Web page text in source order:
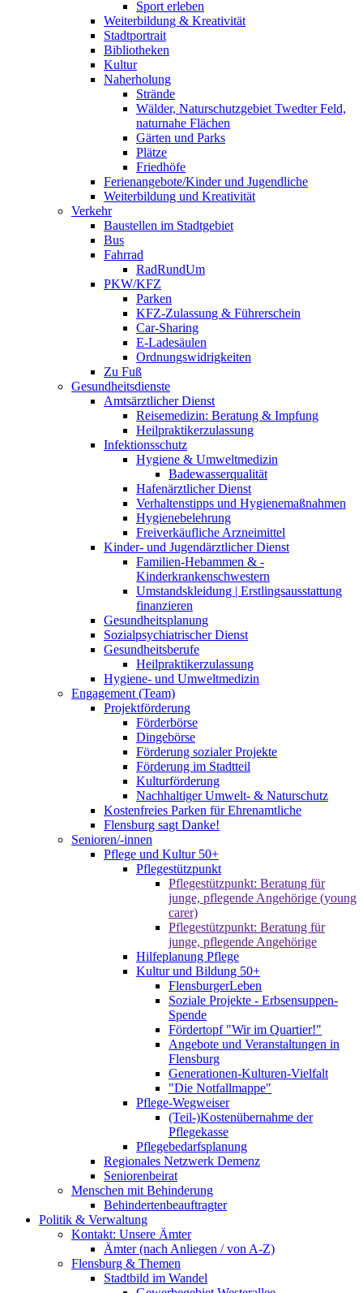
Sport erleben
Weiterbildung & Kreativität
Stadtportrait
Bibliotheken
Kultur
Naherholung
Strände
Wälder, Naturschutzgebiet Twedter Feld,
naturnahe Flächen
Gärten und Parks
Plätze
Friedhöfe
Ferienangebote/Kinder und Jugendliche
Weiterbildung und Kreativität
Verkehr
Baustellen im Stadtgebiet
Bus
Fahrrad
RadRundUm
PKW/KFZ
Parken
KFZ-Zulassung & Führerschein
Car-Sharing
E-Ladesäulen
Ordnungswidrigkeiten
Zu Fuß
Gesundheitsdienste
Amtsärztlicher Dienst
Reisemedizin: Beratung & Impfung
Heilpraktikerzulassung
Infektionsschutz
Hygiene & Umweltmedizin
Badewasserqualität
Hafenärztlicher Dienst
Verhaltenstipps und Hygienemaßnahmen
Hygienebelehrung
Freiverkäufliche Arzneimittel
Kinder- und Jugendärztlicher Dienst
Familien-Hebammen & -
Kinderkrankenschwestern
Umstandskleidung | Erstlingsausstattung
finanzieren
Gesundheitsplanung
Sozialpsychiatrischer Dienst
Gesundheitsberufe
Heilpraktikerzulassung
Hygiene- und Umweltmedizin
Engagement (Team)
Projektförderung
Förderbörse
Dingebörse
Förderung sozialer Projekte
Förderung im Stadtteil
Kulturförderung
Nachhaltiger Umwelt- & Naturschutz
Kostenfreies Parken für Ehrenamtliche
Flensburg sagt Danke!
Senioren/-innen
Pflege und Kultur 50+
Pflegestützpunkt
Pflegestützpunkt: Beratung für
junge, pflegende Angehörige (young
carer)
Pflegestützpunkt: Beratung für
junge, pflegende Angehörige
Hilfeplanung Pflege
Kultur und Bildung 50+
FlensburgerLeben
Soziale Projekte - Erbsensuppen-
Spende
Fördertopf "Wir im Quartier!"
Angebote und Veranstaltungen in
Flensburg
Generationen-Kulturen-Vielfalt
"Die Notfallmappe"
Pflege-Wegweiser
(Teil-)Kostenübernahme der
Pflegekasse
Pflegebedarfsplanung
Regionales Netzwerk Demenz
Seniorenbeirat
Menschen mit Behinderung
Behindertenbeauftragter
Politik & Verwaltung
Kontakt: Unsere Ämter
Ämter (nach Anliegen / von A-Z)
Flensburg & Themen
Stadtbild im Wandel